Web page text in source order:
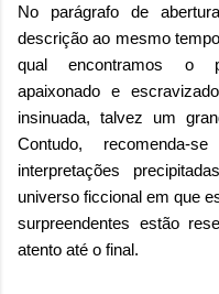
No parágrafo de
descrição ao mesmo
qual encontramos o
apaixonado e
insinuada, talvez um
Contudo, recomenda-
interpretações
universo ficcional em que
surpreendentes estão
atento até o final.